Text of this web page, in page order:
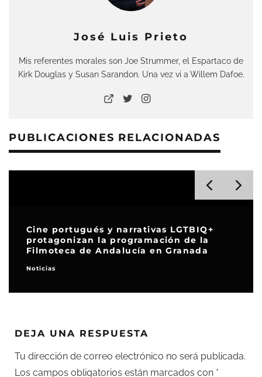
José Luis Prieto
Mis referentes morales son Joe Strummer, el Espartaco de
Kirk Douglas y Susan Sarandon. Una vez vi a Willem Dafoe.
PUBLICACIONES RELACIONADAS
Cine portugués y narrativas LGTBIQ+
protagonizan la programación de la
Filmoteca de Andalucía en Granada
Noticias
DEJA UNA RESPUESTA
Tu dirección de correo electrónico no será publicada.
Los campos obligatorios están marcados con *